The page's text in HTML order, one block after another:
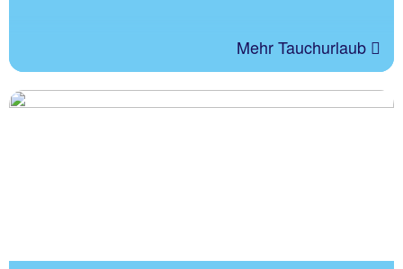
Mehr Tauchurlaub